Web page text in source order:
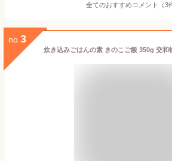
全てのおすすめコメント（3
no. 3